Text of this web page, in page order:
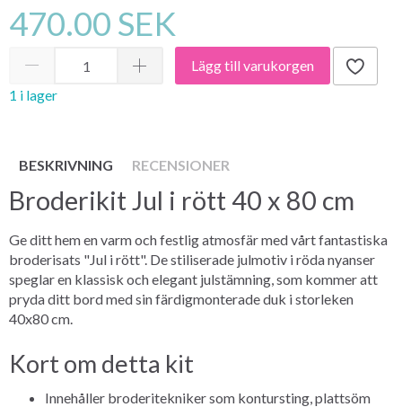
470.00 SEK
Lägg till varukorgen
1 i lager
BESKRIVNING RECENSIONER
Broderikit Jul i rött 40 x 80 cm
Ge ditt hem en varm och festlig atmosfär med vårt fantastiska
broderisats "Jul i rött". De stiliserade julmotiv i röda nyanser
speglar en klassisk och elegant julstämning, som kommer att
pryda ditt bord med sin färdigmonterade duk i storleken
40x80 cm.
Kort om detta kit
Innehåller broderitekniker som kontursting, plattsöm